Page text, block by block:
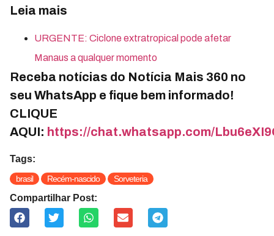
Leia mais
URGENTE: Ciclone extratropical pode afetar
Manaus a qualquer momento
Receba notícias do Notícia Mais 360 no
seu WhatsApp e fique bem informado!
CLIQUE
AQUI: https://chat.whatsapp.com/
Tags:
brasil Recém-nascido Sorveteria
Compartilhar Post: